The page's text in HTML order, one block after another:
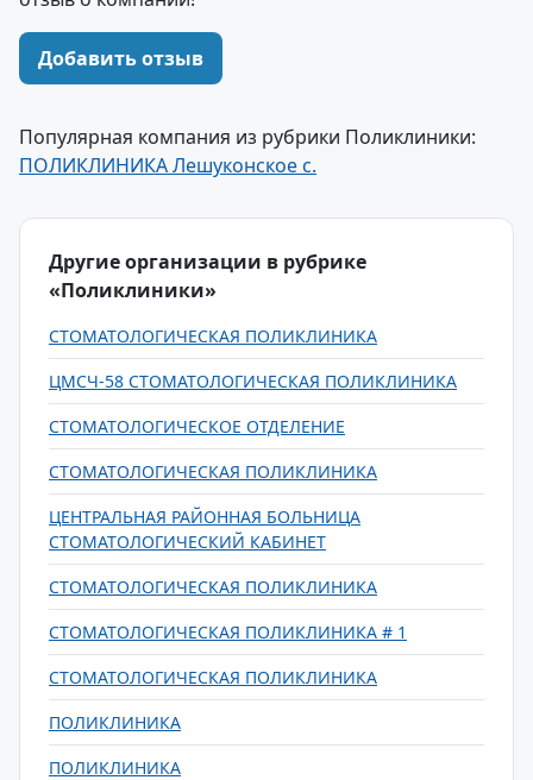
Добавить отзыв
Популярная компания из рубрики Поликлиники:
ПОЛИКЛИНИКА Лешуконское с.
Другие организации в рубрике
«Поликлиники»
СТОМАТОЛОГИЧЕСКАЯ ПОЛИКЛИНИКА
ЦМСЧ-58 СТОМАТОЛОГИЧЕСКАЯ ПОЛИКЛИНИКА
СТОМАТОЛОГИЧЕСКОЕ ОТДЕЛЕНИЕ
СТОМАТОЛОГИЧЕСКАЯ ПОЛИКЛИНИКА
ЦЕНТРАЛЬНАЯ РАЙОННАЯ БОЛЬНИЦА
СТОМАТОЛОГИЧЕСКИЙ КАБИНЕТ
СТОМАТОЛОГИЧЕСКАЯ ПОЛИКЛИНИКА
СТОМАТОЛОГИЧЕСКАЯ ПОЛИКЛИНИКА # 1
СТОМАТОЛОГИЧЕСКАЯ ПОЛИКЛИНИКА
ПОЛИКЛИНИКА
ПОЛИКЛИНИКА